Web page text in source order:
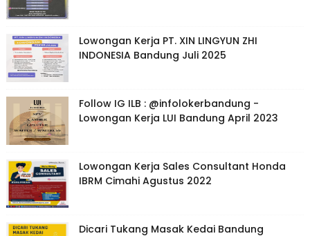
Lowongan Kerja PT. XIN LINGYUN ZHI
INDONESIA Bandung Juli 2025
Follow IG ILB : @infolokerbandung -
Lowongan Kerja LUI Bandung April 2023
Lowongan Kerja Sales Consultant Honda
IBRM Cimahi Agustus 2022
Dicari Tukang Masak Kedai Bandung